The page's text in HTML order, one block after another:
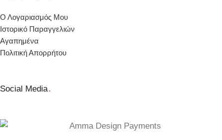
Ο Λογαριασμός Μου
Ιστορικό Παραγγελιών
Αγαπημένα
Πολιτική Απορρήτου
Social Media.